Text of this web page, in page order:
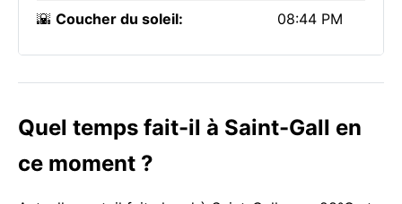
🌇 Coucher du soleil: 08:44 PM
Quel temps fait-il à Saint-Gall en
ce moment ?